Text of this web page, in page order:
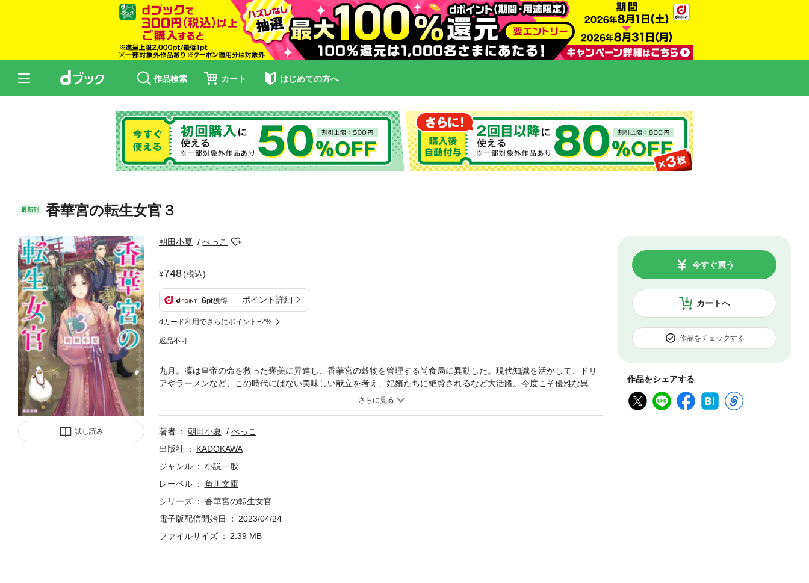
作品検索 カート はじめての方へ
最新刊 香華宮の転生女官３
試し読み
朝田小夏 べっこ
748(税込)
6pt獲得 ポイント詳細
dカード利用でさらにポイント+2%
返品不可
カートへ
今すぐ買う
作品をチェックする
作品をシェアする
九月。凜は皇帝の命を救った褒美に昇進し、香華宮の穀物を管理する尚食局に異動した。現代知識を活かして、ドリ
アやラーメンなど、この時代にはない美味しい献立を考え、妃嬪たちに絶賛されるなど大活躍。今度こそ優雅な異世
界スローライフ……と思っていたある日。子陣と散歩をしていた凜は、街の水路に浮かぶ死体を見つけてしまう。遺
慌て、商人は食糧の買い占めを行い、市中からは穀物が消えた――。香華宮もまた、食糧不足に翻弄され、尚食局の
凜はとんでもなく忙しくなる。そんなある日、国の北方にある「台州」で大飢饉がおこっているとの報せが！ 凜は
るがすような大事件で――!?転生OL、今度は国を救います！ 人気のシリーズ第３弾。
著者 朝田小夏
べっこ
出版社
KADOKAWA
ジャンル
小説一般
レーベル
角川文庫
シリーズ
香華宮の転生女官
電子版配信開始日
2023/04/24
ファイルサイズ
2.39 MB